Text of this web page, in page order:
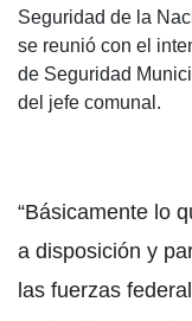
Seguridad de la
se reunió con el
de Seguridad
del jefe comunal.
“Básicamente lo
a disposición y
las fuerzas